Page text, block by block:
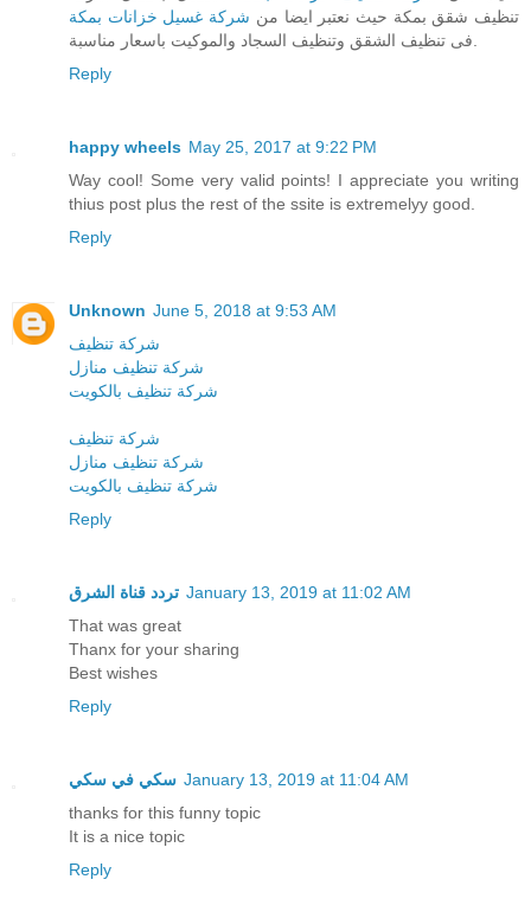
تنظيف شقق بمكة حيث نعتبر ايضا من شركة غسيل خزانات بمكة
Reply
happy wheels May 25, 2017 at 9:22 PM
Way cool! Some very valid points! I appreciate you writing
thius post plus the rest of the ssite is extremelyy good.
Reply
Unknown June 5, 2018 at 9:53 AM
شركة تنظيف
شركة تنظيف منازل
شركة تنظيف بالكويت
شركة تنظيف
شركة تنظيف منازل
شركة تنظيف بالكويت
Reply
تردد قناة الشرق January 13, 2019 at 11:02 AM
That was great
Thanx for your sharing
Best wishes
Reply
سكي في سكي January 13, 2019 at 11:04 AM
thanks for this funny topic
It is a nice topic
Reply